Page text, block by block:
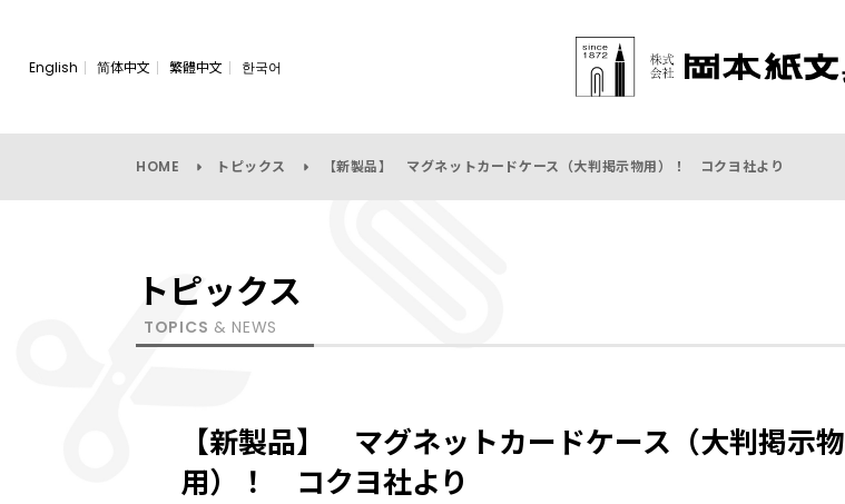
English 简体中文 繁體中文 한국어
HOME トピックス 【新製品】 マグネットカードケース（大判掲示物用）！ コクヨ社より
トピックス
TOPICS & NEWS
【新製品】 マグネットカードケース（大判掲示物
用）！ コクヨ社より